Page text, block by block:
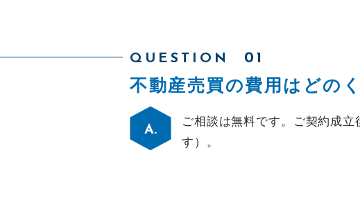
QUESTION
不動産売買の費用はどの
ご相談は無料です。ご契約成
す）。